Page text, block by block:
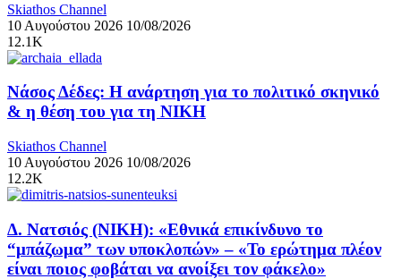
Skiathos Channel
10 Αυγούστου 2026 10/08/2026
12.1K
Νάσος Δέδες: Η ανάρτηση για το πολιτικό σκηνικό
& η θέση του για τη ΝΙΚΗ
Skiathos Channel
10 Αυγούστου 2026 10/08/2026
12.2K
Δ. Νατσιός (ΝΙΚΗ): «Εθνικά επικίνδυνο το
“μπάζωμα” των υποκλοπών» – «Το ερώτημα πλέον
είναι ποιος φοβάται να ανοίξει τον φάκελο»